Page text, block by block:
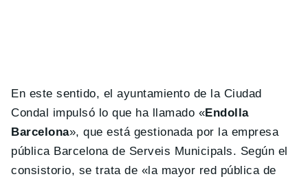
En este sentido, el ayuntamiento de la Ciudad
Condal impulsó lo que ha llamado «Endolla
Barcelona», que está gestionada por la empresa
pública Barcelona de Serveis Municipals. Según el
consistorio, se trata de «la mayor red pública de